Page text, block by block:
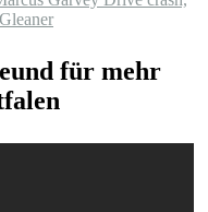
für mehr